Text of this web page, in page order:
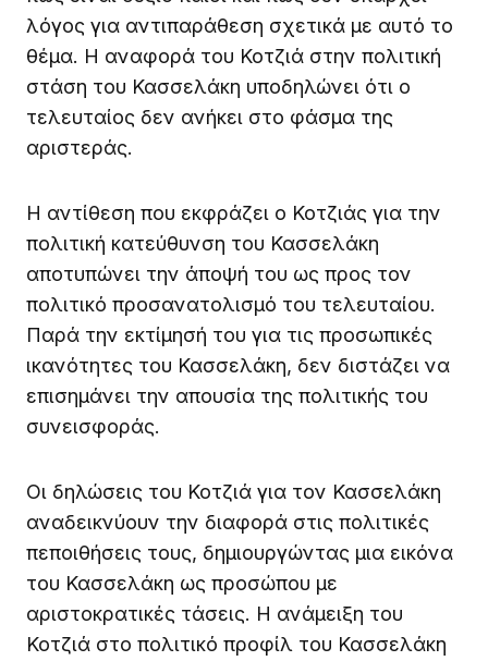
λόγος για αντιπαράθεση σχετικά με αυτό το
θέμα. Η αναφορά του Κοτζιά στην πολιτική
στάση του Κασσελάκη υποδηλώνει ότι ο
τελευταίος δεν ανήκει στο φάσμα της
αριστεράς.
Η αντίθεση που εκφράζει ο Κοτζιάς για την
πολιτική κατεύθυνση του Κασσελάκη
αποτυπώνει την άποψή του ως προς τον
πολιτικό προσανατολισμό του τελευταίου.
Παρά την εκτίμησή του για τις προσωπικές
ικανότητες του Κασσελάκη, δεν διστάζει να
επισημάνει την απουσία της πολιτικής του
συνεισφοράς.
Οι δηλώσεις του Κοτζιά για τον Κασσελάκη
αναδεικνύουν την διαφορά στις πολιτικές
πεποιθήσεις τους, δημιουργώντας μια εικόνα
του Κασσελάκη ως προσώπου με
αριστοκρατικές τάσεις. Η ανάμειξη του
Κοτζιά στο πολιτικό προφίλ του Κασσελάκη